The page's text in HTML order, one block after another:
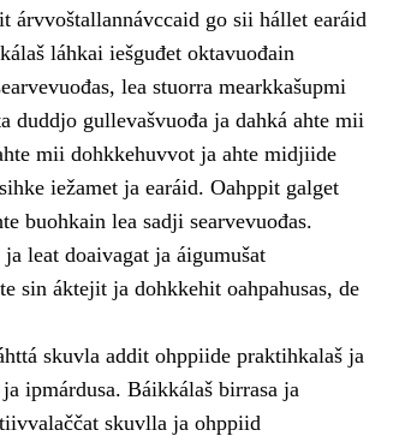
árvvoštallannávccaid go sii hállet earáid
láhkai iešguđet oktavuođain
lea stuorra mearkkašupmi
duddjo gullevašvuođa ja dahká ahte mii
mii dohkkehuvvot ja ahte midjiide
iežamet ja earáid. Oahppit galget
buohkain lea sadji searvevuođas.
leat doaivagat ja áigumušat
sin áktejit ja dohkkehit oahpahusas, de
skuvla addit ohppiide praktihkalaš ja
ipmárdusa. Báikkálaš birrasa ja
skuvlla ja ohppiid